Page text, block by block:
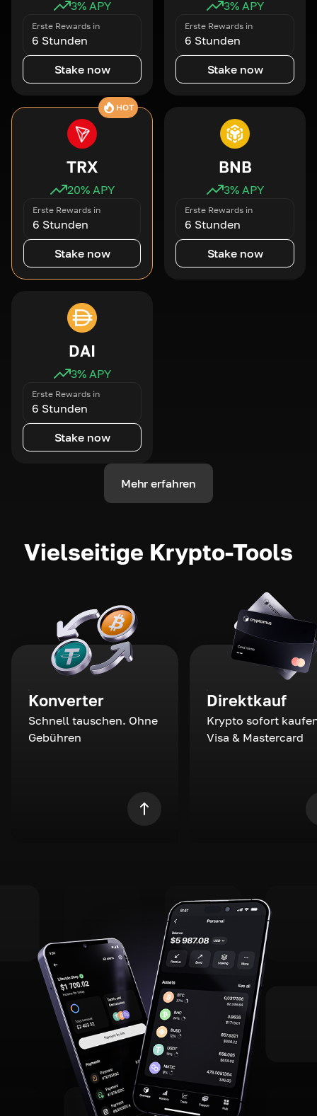
3% APY
Erste Rewards in
6 Stunden
Stake now
3% APY
Erste Rewards in
6 Stunden
Stake now
HOT
TRX
20% APY
Erste Rewards in
6 Stunden
Stake now
BNB
3% APY
Erste Rewards in
6 Stunden
Stake now
DAI
3% APY
Erste Rewards in
6 Stunden
Stake now
Mehr erfahren
Vielseitige Krypto-Tools
Konverter
Schnell tauschen. Ohne
Gebühren
Direktkauf
Krypto sofort
Visa & Mastercard